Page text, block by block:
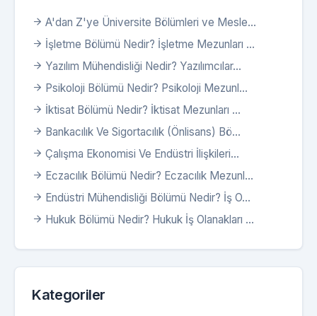
A'dan Z'ye Üniversite Bölümleri ve Mesle...
İşletme Bölümü Nedir? İşletme Mezunları ...
Yazılım Mühendisliği Nedir? Yazılımcılar...
Psikoloji Bölümü Nedir? Psikoloji Mezunl...
İktisat Bölümü Nedir? İktisat Mezunları ...
Bankacılık Ve Sigortacılık (Önlisans) Bö...
Çalışma Ekonomisi Ve Endüstri İlişkileri...
Eczacılık Bölümü Nedir? Eczacılık Mezunl...
Endüstri Mühendisliği Bölümü Nedir? İş O...
Hukuk Bölümü Nedir? Hukuk İş Olanakları ...
Kategoriler